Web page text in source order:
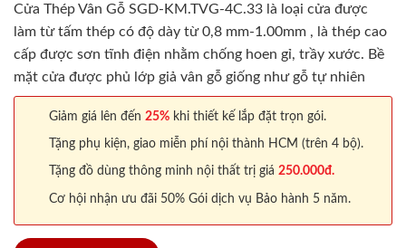
Cửa Thép Vân Gỗ SGD-KM.TVG-4C.33 là loại cửa được
làm từ tấm thép có độ dày từ 0,8 mm-1.00mm , là thép cao
cấp được sơn tĩnh điện nhằm chống hoen gỉ, trầy xước. Bề
mặt cửa được phủ lớp giả vân gỗ giống như gỗ tự nhiên
Giảm giá lên đến 25% khi thiết kế lắp đặt trọn gói.
Tặng phụ kiện, giao miễn phí nội thành HCM (trên 4 bộ).
Tặng đồ dùng thông minh nội thất trị giá 250.000đ.
Cơ hội nhận ưu đãi 50% Gói dịch vụ Bảo hành 5 năm.